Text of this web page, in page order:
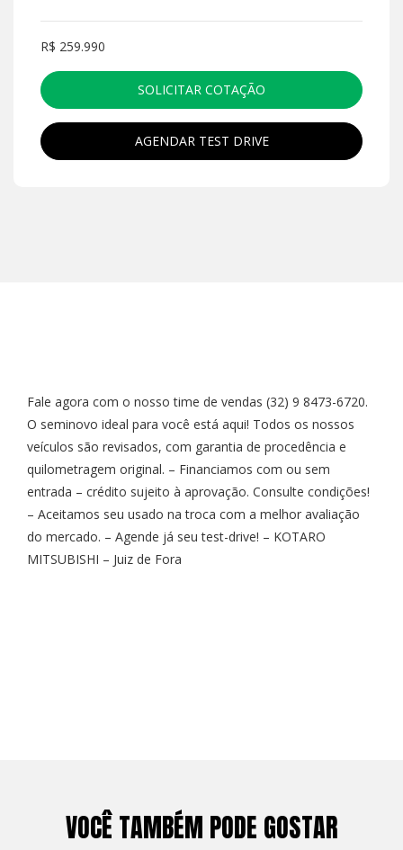
R$ 259.990
SOLICITAR COTAÇÃO
AGENDAR TEST DRIVE
Fale agora com o nosso time de vendas (32) 9 8473-6720.
O seminovo ideal para você está aqui! Todos os nossos
veículos são revisados, com garantia de procedência e
quilometragem original. – Financiamos com ou sem
entrada – crédito sujeito à aprovação. Consulte condições!
– Aceitamos seu usado na troca com a melhor avaliação
do mercado. – Agende já seu test-drive! – KOTARO
MITSUBISHI – Juiz de Fora
VOCÊ TAMBÉM PODE GOSTAR